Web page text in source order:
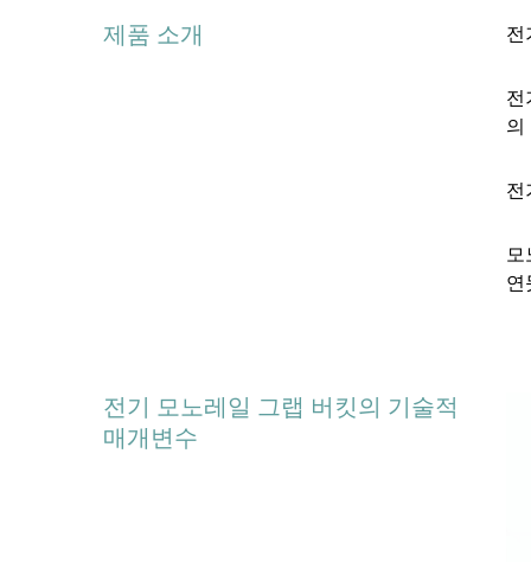
제품 소개 전
의
전
모
연
전기 모노레일 그랩 버킷의 기술적
매개변수